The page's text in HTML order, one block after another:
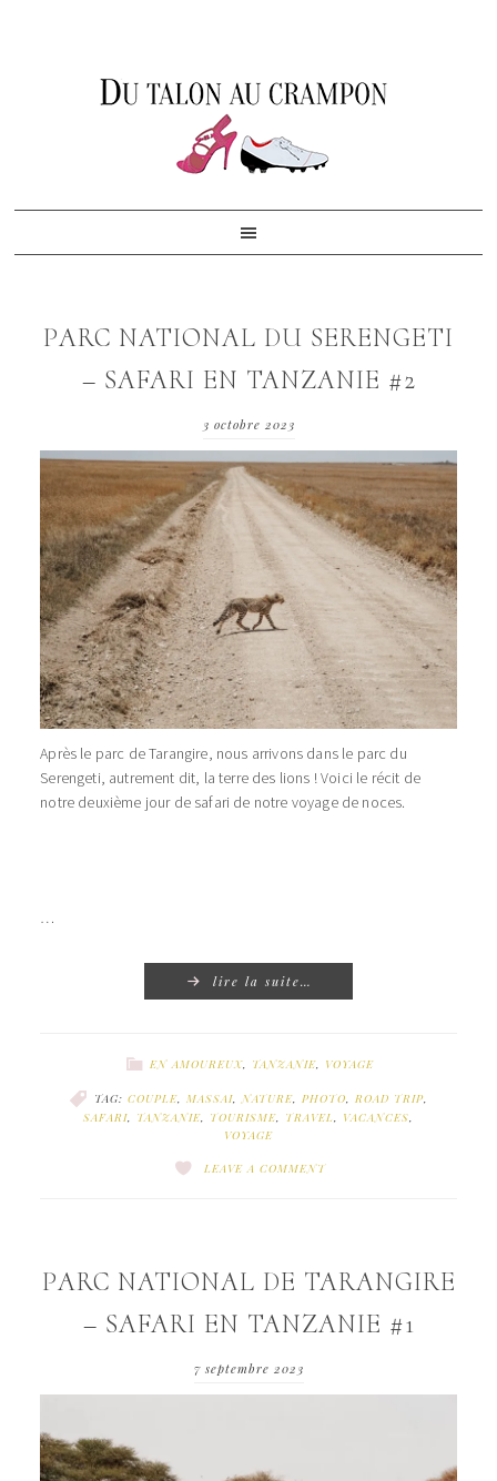
PARC NATIONAL DU SERENGETI
– SAFARI EN TANZANIE #2
3 octobre 2023
Après le parc de Tarangire, nous arrivons dans le parc du
Serengeti, autrement dit, la terre des lions ! Voici le récit de
notre deuxième jour de safari de notre voyage de noces.
…
lire la suite…
EN AMOUREUX, TANZANIE, VOYAGE
TAG: COUPLE MASSAI NATURE PHOTO ROAD TRIP
SAFARI
TANZANIE TOURISME TRAVEL VACANCES
VOYAGE
LEAVE A COMMENT
PARC NATIONAL DE TARANGIRE
– SAFARI EN TANZANIE #1
7 septembre 2023